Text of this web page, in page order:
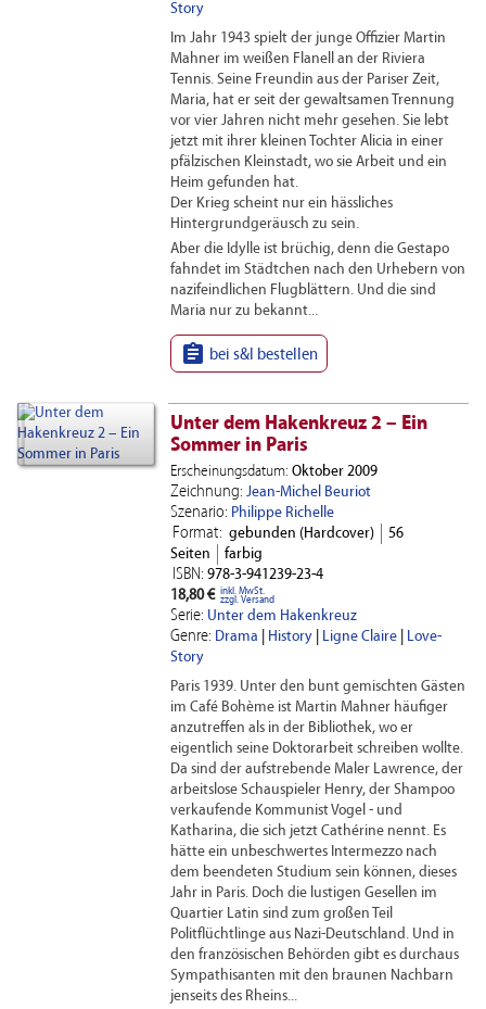
Story
Im Jahr 1943 spielt der junge Offizier Martin
Mahner im weißen Flanell an der Riviera
Tennis. Seine Freundin aus der Pariser Zeit,
Maria, hat er seit der gewaltsamen Trennung
vor vier Jahren nicht mehr gesehen. Sie lebt
jetzt mit ihrer kleinen Tochter Alicia in einer
pfälzischen Kleinstadt, wo sie Arbeit und ein
Heim gefunden hat.
Der Krieg scheint nur ein hässliches
Hintergrundgeräusch zu sein.
Aber die Idylle ist brüchig, denn die Gestapo
fahndet im Städtchen nach den Urhebern von
nazifeindlichen Flugblättern. Und die sind
Maria nur zu bekannt...
 bei s&l bestellen
Unter dem Hakenkreuz 2 – Ein
Sommer in Paris
Erscheinungsdatum: Oktober 2009
Zeichnung: Jean-Michel Beuriot
Szenario: Philippe Richelle
Format: gebunden (Hardcover)
56
Seiten
farbig
ISBN: 978-3-941239-23-4
18,80 € inkl. MwSt.
zzgl. Versand
Serie: Unter dem Hakenkreuz
Genre: Drama History| Ligne Claire| Love-
Story
Paris 1939. Unter den bunt gemischten Gästen
im Café Bohème ist Martin Mahner häufiger
anzutreffen als in der Bibliothek, wo er
eigentlich seine Doktorarbeit schreiben wollte.
Da sind der aufstrebende Maler Lawrence, der
arbeitslose Schauspieler Henry, der Shampoo
verkaufende Kommunist Vogel - und
Katharina, die sich jetzt Cathérine nennt. Es
hätte ein unbeschwertes Intermezzo nach
dem beendeten Studium sein können, dieses
Jahr in Paris. Doch die lustigen Gesellen im
Quartier Latin sind zum großen Teil
Politflüchtlinge aus Nazi-Deutschland. Und in
den französischen Behörden gibt es durchaus
Sympathisanten mit den braunen Nachbarn
jenseits des Rheins...